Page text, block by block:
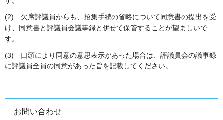
(2) 欠 席評議員からも、招集手続の省略について同意書の提出を受
け、同意書と評議員会議事録と併せて保管することが望ましいで
す。
(3) 口頭により同意の意思表示があった場合は、評議員会の議事録
に評議員全員の同意があった旨を記載してください。
お問い合わせ